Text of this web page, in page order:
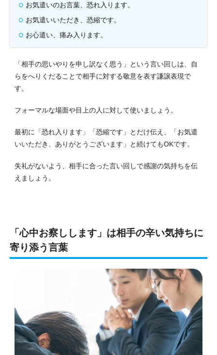
お気遣いのお言葉、恐れ入ります。
お気遣いいただき、恐縮です。
お心遣い、痛み入ります。
「相手の思いやりを申し訳なく思う」という言い回しは、自
らをへりくだることで相手に対する敬意を表す謙譲表現で
す。
フォーマルな場面や目上の人に対して使いましょう。
最初に「恐れ入ります」「恐縮です」とだけ伝え、「お気遣
いいただき、ありがとうございます」と続けてもOKです。
失礼がないよう、相手に合った言い回しで感謝の気持ちを伝
えましょう。
「心中お察しします」は相手の辛い気持ちに
寄り添う言葉